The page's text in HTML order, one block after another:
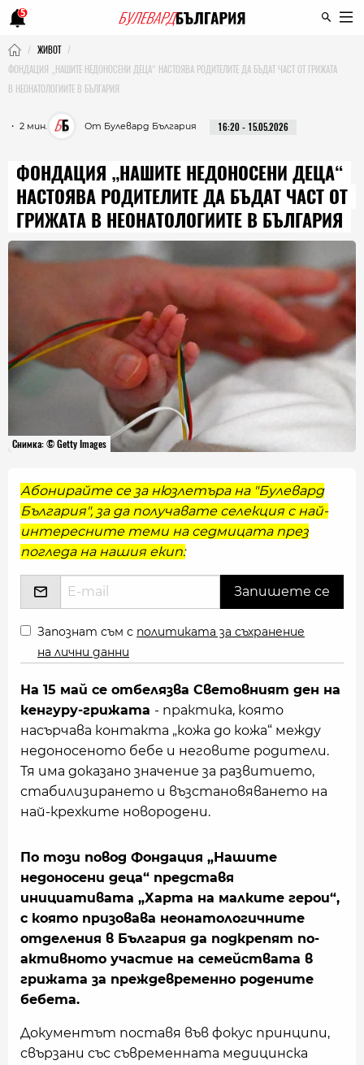
5
ЖИВОТ
ФОНДАЦИЯ „НАШИТЕ НЕДОНОСЕНИ ДЕЦА“ НАСТОЯВА РОДИТЕЛИТЕ ДА БЪДАТ ЧАСТ ОТ ГРИЖАТА
В НЕОНАТОЛОГИИТЕ В БЪЛГАРИЯ
・ 2 мин. От Булевард България 16:20 - 15.05.2026
ФОНДАЦИЯ „НАШИТЕ НЕДОНОСЕНИ ДЕЦА“
НАСТОЯВА РОДИТЕЛИТЕ ДА БЪДАТ ЧАСТ ОТ
ГРИЖАТА В НЕОНАТОЛОГИИТЕ В БЪЛГАРИЯ
Снимка: © Getty Images
Абонирайте се за нюзлетъра на "Булевард
България", за да получавате селекция с най-
интересните теми на седмицата през
погледа на нашия екип:
Запознат съм с политиката за съхранение
на лични данни
На 15 май се отбелязва Световният ден на
кенгуру-грижата - практика, която
насърчава контакта „кожа до кожа“ между
недоносеното бебе и неговите родители.
Тя има доказано значение за развитието,
стабилизирането и възстановяването на
най-крехките новородени.
По този повод Фондация „Нашите
недоносени деца“ представя
инициативата „Харта на малките герои“,
с която призовава неонатологичните
отделения в България да подкрепят по-
активното участие на семействата в
грижата за преждевременно родените
бебета.
Документът поставя във фокус принципи,
свързани със съвременната медицинска